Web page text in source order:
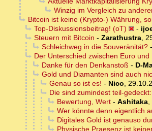
Winzig im Vergleich zu
Bitcoin ist keine (Krypto-) Währung,
Top-Diskussionsbeitrag! (oT)
-
Steuern mit Bitcoin - Zarathustra,
Schleichweg in die Souveränität?-
Der Unterschied zwischen Euro
Danke für den Denkanstoß - D-
Gold und Diamanten sind auch
Genau so ist es! - Nico,
Die sind zumindest teil-
Bewertung, Wert- Ashitaka,
Wer könnte denn eigentlich
Digitales Gold ist genauso
Physische Praesenz ist